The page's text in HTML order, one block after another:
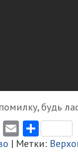
будь
ViberEmail
| Метки: